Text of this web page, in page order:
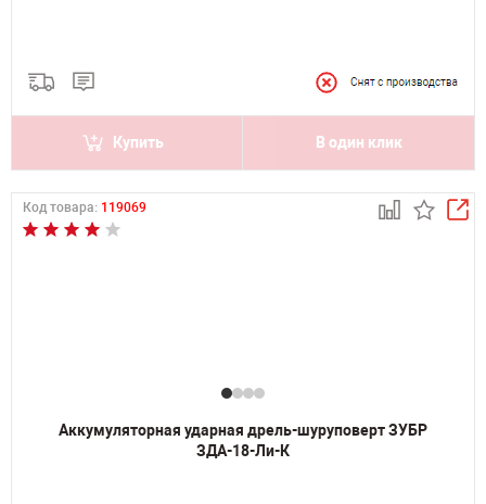
Купить В один клик
Код товара: 119069
Аккумуляторная ударная дрель-шуруповерт ЗУБР
ЗДА-18-Ли-К